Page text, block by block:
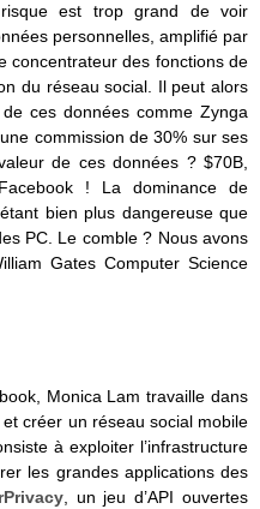
est trop grand de voir
personnelles, amplifié par
concentrateur des fonctions de
du réseau social. Il peut alors
ces données comme Zynga
commission de 30% sur ses
de ces données ? $70B,
! La dominance de
bien plus dangereuse que
PC. Le comble ? Nous avons
Gates Computer Science
Monica Lam travaille dans
créer un réseau social mobile
à exploiter l’infrastructure
les grandes applications des
, un jeu d’API ouvertes